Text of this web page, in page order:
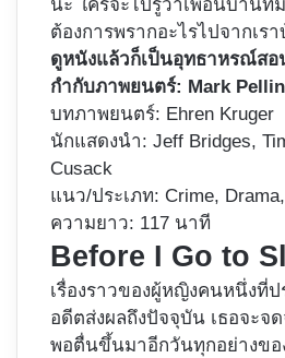
นะ ใครจะไปรู้ว่าเพื่อนบ้านที่
ต้องการพรากอะไรไปจากเรา
ดูหนังแล้วก็เป็นอุทธาหรณ์สอ
กำกับภาพยนตร์: Mark
บทภาพยนตร์: Ehren Kruger
นักแสดงนำ: Jeff Bridges,
Cusack
แนว/ประเภท: Crime,
ความยาว: 117 นาที
Before I Go to
เรื่องราวของผู้หญิงคนหนึ่งที่
อดีตส่งผลถึงปัจจุบัน เธอจะจ
พอตื่นขึ้นมาอีกวันทุกอย่างขอ